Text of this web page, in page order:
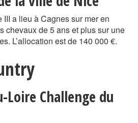
a lieu à Cagnes sur mer en
chevaux de 5 ans et plus sur une
L’allocation est de 140 000 €.
Loire Challenge du